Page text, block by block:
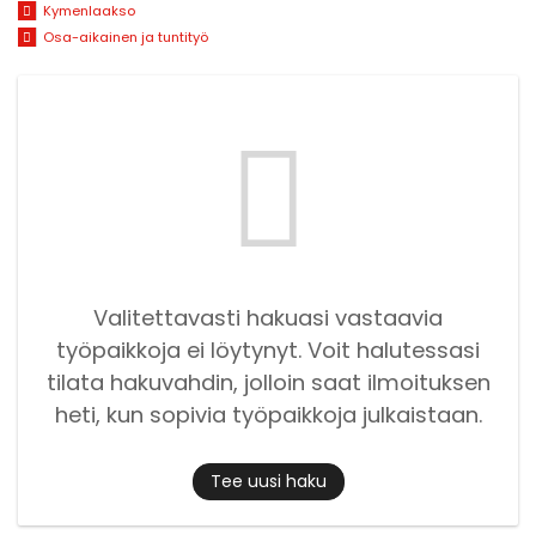
Kymenlaakso
Osa-aikainen ja tuntityö
Valitettavasti hakuasi vastaavia
työpaikkoja ei löytynyt. Voit halutessasi
tilata hakuvahdin, jolloin saat ilmoituksen
heti, kun sopivia työpaikkoja julkaistaan.
Tee uusi haku